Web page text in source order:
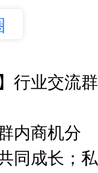
行业交流群
内商机分
同成长；私